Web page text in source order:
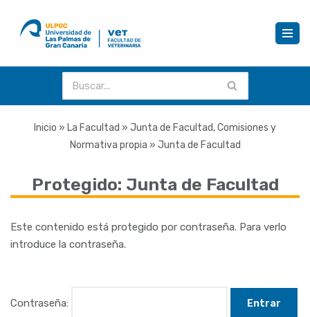
Saltar
Inicio » La Facultad » Junta de Facultad, Comisiones y
Normativa propia » Junta de Facultad
Protegido: Junta de Facultad
Este contenido está protegido por contraseña. Para verlo
introduce la contraseña.
Contraseña: